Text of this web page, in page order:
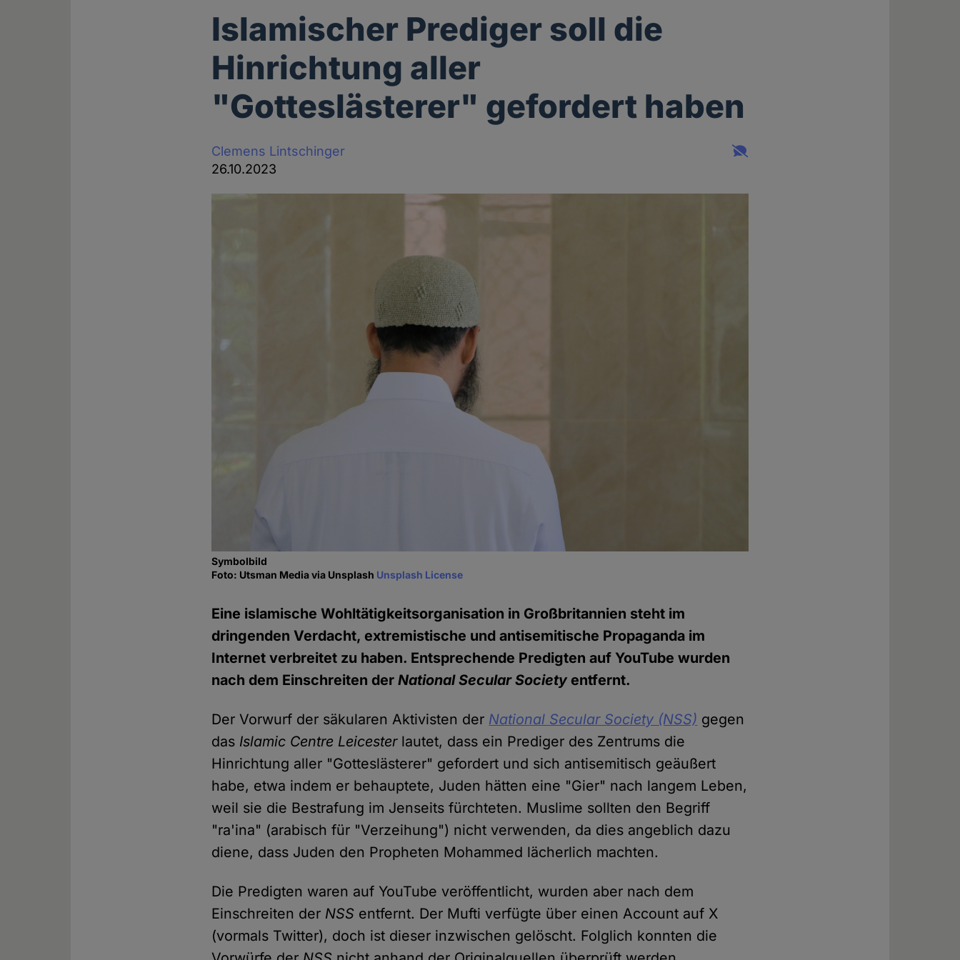
Islamischer Prediger soll die
Hinrichtung aller
"Gotteslästerer" gefordert haben
Clemens Lintschinger
26.10.2023
Symbolbild
Foto: Utsman Media via Unsplash Unsplash License
Eine islamische Wohltätigkeitsorganisation in Großbritannien steht im
dringenden Verdacht, extremistische und antisemitische Propaganda im
Internet verbreitet zu haben. Entsprechende Predigten auf YouTube wurden
nach dem Einschreiten derNational Secular Societyentfernt.
Der Vorwurf der säkularen Aktivisten der National Secular Society (NSS) gegen
das Islamic Centre Leicesterlautet, dass ein Prediger des Zentrums die
Hinrichtung aller "Gotteslästerer" gefordert und sich antisemitisch geäußert
habe, etwa indem er behauptete, Juden hätten eine "Gier" nach langem Leben,
weil sie die Bestrafung im Jenseits fürchteten. Muslime sollten den Begriff
"ra'ina" (arabisch für "Verzeihung") nicht verwenden, da dies angeblich dazu
diene, dass Juden den Propheten Mohammed lächerlich machten.
Die Predigten waren auf YouTube veröffentlicht, wurden aber nach dem
Einschreiten der NSS entfernt. Der Mufti verfügte über einen Account auf X
(vormals Twitter), doch ist dieser inzwischen gelöscht. Folglich konnten die